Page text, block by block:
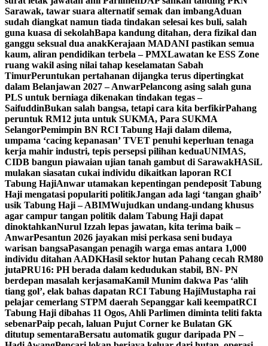
Sarawak, tawar suara alternatif semak dan imbangAduan
sudah diangkat namun tiada tindakan selesai kes buli, salah
guna kuasa di sekolahBapa kandung ditahan, dera fizikal dan
ganggu seksual dua anakKerajaan MADANI pastikan semua
kaum, aliran pendidikan terbela – PMXLawatan ke ESS Zone
ruang wakil asing nilai tahap keselamatan Sabah
TimurPeruntukan pertahanan dijangka terus dipertingkat
dalam Belanjawan 2027 – AnwarPelancong asing salah guna
PLS untuk berniaga dikenakan tindakan tegas –
SaifuddinBukan salah bangsa, tetapi cara kita berfikirPahang
peruntuk RM12 juta untuk SUKMA, Para SUKMA
SelangorPemimpin BN RCI Tabung Haji dalam dilema,
umpama ‘cacing kepanasan’ TVET penuhi keperluan tenaga
kerja mahir industri, tepis persepsi pilihan keduaUNIMAS,
CIDB bangun piawaian ujian tanah gambut di SarawakHASiL
mulakan siasatan cukai individu dikaitkan laporan RCI
Tabung HajiAnwar utamakan kepentingan pendeposit Tabung
Haji mengatasi populariti politikJangan ada lagi ‘tangan ghaib’
usik Tabung Haji – ABIMWujudkan undang-undang khusus
agar campur tangan politik dalam Tabung Haji dapat
dinoktahkanNurul Izzah lepas jawatan, kita terima baik –
AnwarPesantun 2026 jayakan misi perkasa seni budaya
warisan bangsaPasangan penagih warga emas antara 1,000
individu ditahan AADKHasil sektor hutan Pahang cecah RM80
jutaPRU16: PH berada dalam kedudukan stabil, BN- PN
berdepan masalah kerjasamaKamil Munim dakwa Pas ‘alih
tiang gol’, elak bahas dapatan RCI Tabung HajiMustapha rai
pelajar cemerlang STPM daerah Sepanggar kali keempatRCI
Tabung Haji dibahas 11 Ogos, Ahli Parlimen diminta teliti fakta
sebenarPaip pecah, laluan Pujut Corner ke Bulatan GK
ditutup sementaraBersatu automatik gugur daripada PN –